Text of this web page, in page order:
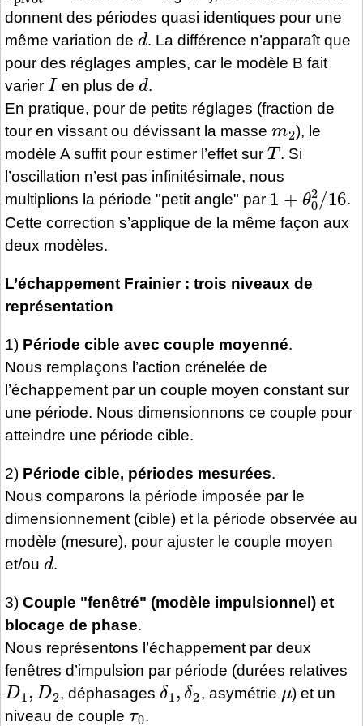
donnent des périodes quasi identiques pour une
même variation de
d
. La différence n’apparaît que
pour des réglages amples, car le modèle B fait
varier
I
en plus de
d
.
En pratique, pour de petits réglages (fraction de
tour en vissant ou dévissant la masse
m2
), le
modèle A suffit pour estimer l’effet sur
T
. Si
l’oscillation n’est pas infinitésimale, nous
multiplions la période "petit angle" par
1+ 02 /16
.
Cette correction s’applique de la même façon aux
deux modèles.
L’échappement Frainier : trois niveaux de
représentation
1) Période cible avec couple moyenné.
Nous remplaçons l’action crénelée de
l’échappement par un couple moyen constant sur
une période. Nous dimensionnons ce couple pour
atteindre une période cible.
2) Période cible, périodes mesurées.
Nous comparons la période imposée par le
dimensionnement (cible) et la période observée au
modèle (mesure), pour ajuster le couple moyen
et/ou
d
.
3) Couple "fenêtré" (modèle impulsionnel) et
blocage de phase.
Nous représentons l’échappement par deux
fenêtres d’impulsion par période (durées relatives
D1,D2
, déphasages
δ 1,δ2
, asymétrie
μ
) et un
niveau de couple
τ0
.